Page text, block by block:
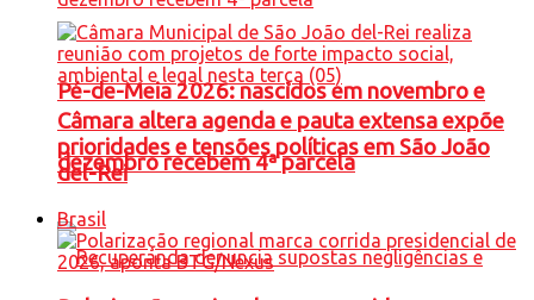
Pé-de-Meia 2026: nascidos em novembro e
dezembro recebem 4ª parcela
Câmara altera agenda e pauta extensa expõe
prioridades e tensões políticas em São João
del-Rei
Brasil